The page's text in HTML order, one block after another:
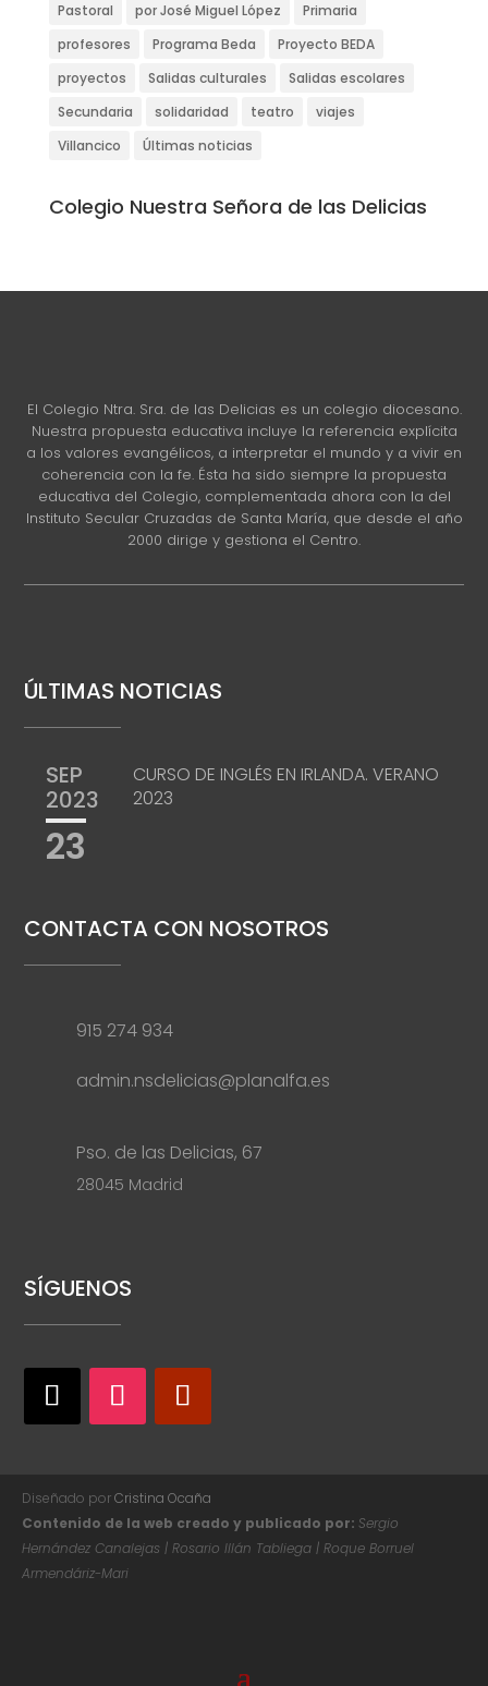
Pastoral
por José Miguel López
Primaria
profesores
Programa Beda
Proyecto BEDA
proyectos
Salidas culturales
Salidas escolares
Secundaria
solidaridad teatro
viajes
Villancico
Últimas noticias
Colegio Nuestra Señora de las Delicias
El Colegio Ntra. Sra. de las Delicias es un colegio diocesano.
Nuestra propuesta educativa incluye la referencia explícita
a los valores evangélicos, a interpretar el mundo y a vivir en
coherencia con la fe. Ésta ha sido siempre la propuesta
educativa del Colegio, complementada ahora con la del
Instituto Secular Cruzadas de Santa María, que desde el año
2000 dirige y gestiona el Centro.
ÚLTIMAS NOTICIAS
SEP
2023
23
CURSO DE INGLÉS EN IRLANDA. VERANO
2023
CONTACTA CON NOSOTROS
915 274 934
admin.nsdelicias@planalfa.es
Pso. de las Delicias, 67
28045 Madrid
SÍGUENOS
Diseñado porCristina Ocaña
Contenido de la web creado y publicado por: Sergio
Hernández Canalejas | Rosario Illán Tabliega | Roque Borruel
Armendáriz-Mari